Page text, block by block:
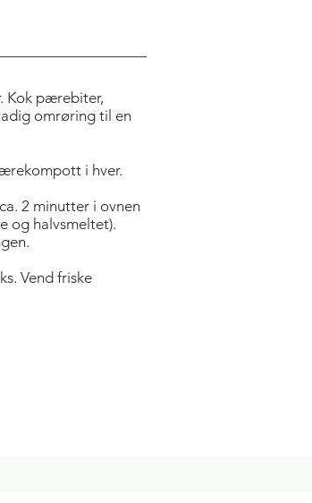
Kok pærebiter,
omrøring til en
i hver.
2 minutter i ovnen
og halvsmeltet).
Vend friske